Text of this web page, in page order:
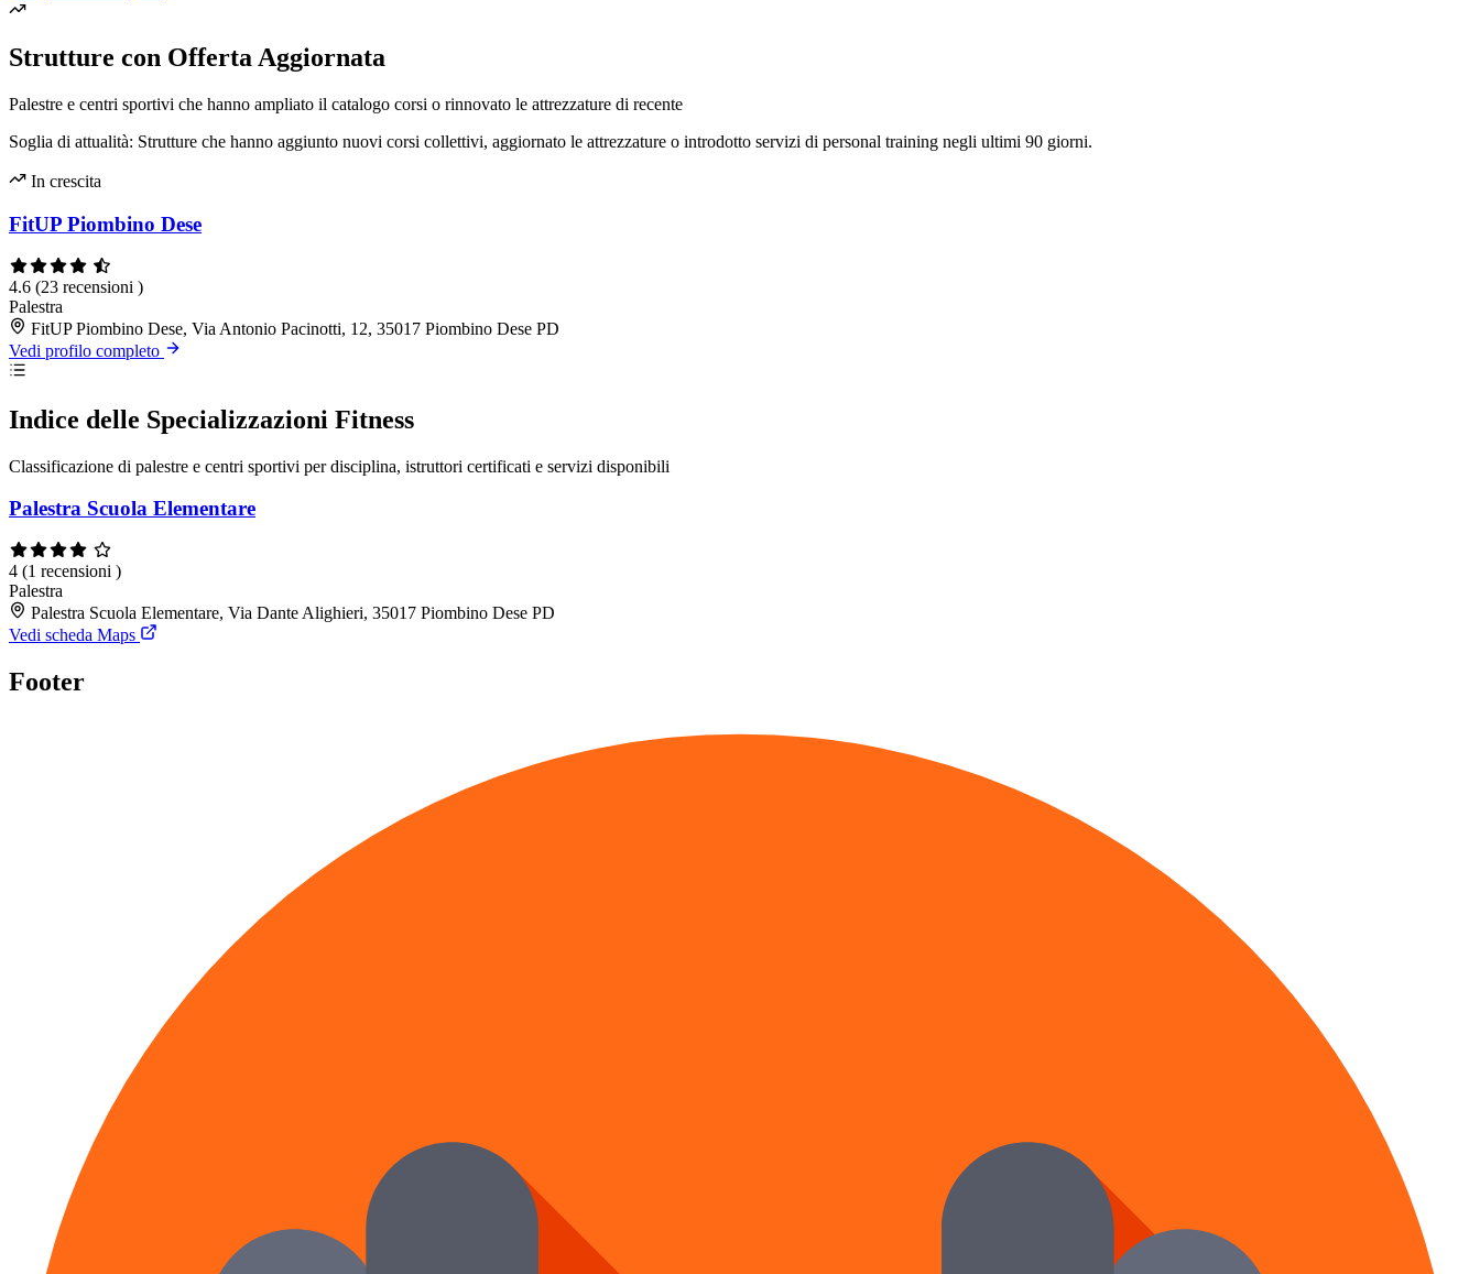
Strutture con Offerta Aggiornata
Palestre e centri sportivi che hanno ampliato il catalogo corsi o rinnovato le attrezzature di recente
Soglia di attualità: Strutture che hanno aggiunto nuovi corsi collettivi, aggiornato le attrezzature o introdotto servizi di personal training negli ultimi 90 giorni.
In crescita
FitUP Piombino Dese
4.6 (23 recensioni )
Palestra
FitUP Piombino Dese, Via Antonio Pacinotti, 12, 35017 Piombino Dese PD
Vedi profilo completo
Indice delle Specializzazioni Fitness
Classificazione di palestre e centri sportivi per disciplina, istruttori certificati e servizi disponibili
Palestra Scuola Elementare
4 (1 recensioni )
Palestra
Palestra Scuola Elementare, Via Dante Alighieri, 35017 Piombino Dese PD
Vedi scheda Maps
Footer